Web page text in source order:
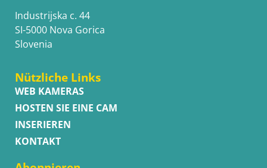
Industrijska c. 44
SI-5000 Nova Gorica
Slovenia
Nützliche Links
WEB KAMERAS
HOSTEN SIE EINE CAM
INSERIEREN
KONTAKT